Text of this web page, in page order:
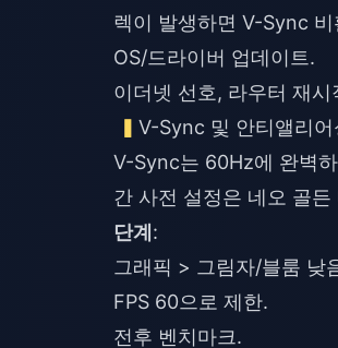
렉이 발생하면 V-Sync
OS/드라이버 업데이트.
이더넷 선호, 라우터 재시
V-Sync 및 안티앨리어
V-Sync는 60Hz에 완벽
간 사전 설정은 네오 골
단계 :
그래픽 > 그림자/블룸 낮
FPS 60으로 제한.
전후 벤치마크.